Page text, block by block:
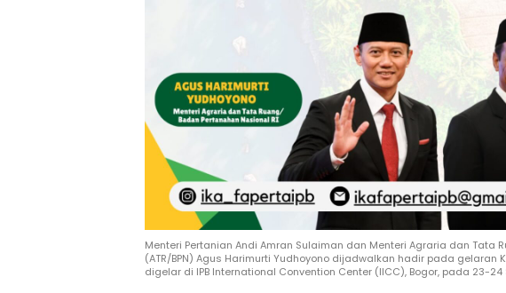
Menteri Pertanian Andi Amran Sulaiman dan Menteri Agraria dan Tata
(ATR/BPN) Agus Harimurti Yudhoyono dijadwalkan hadir pada
digelar di IPB International Convention Center (IICC), Bogor, pada 23-24